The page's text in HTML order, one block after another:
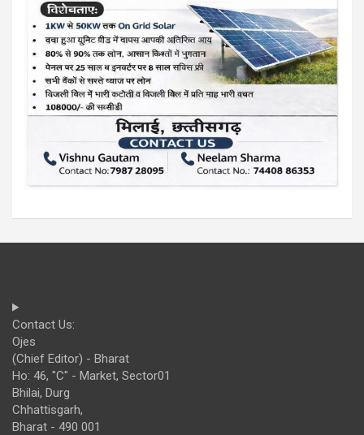
Contact Us:
Ojes
(Chief Editor) - Bharat
Ho: 46, "C" - Market, Sector01
Bhilai, Durg
Chhattisgarh,
Bharat - 490 001